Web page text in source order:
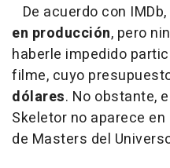
De acuerdo con
en producción, pero
haberle impedido
filme, cuyo
dólares. No obstante,
Skeletor no aparece
de Masters del